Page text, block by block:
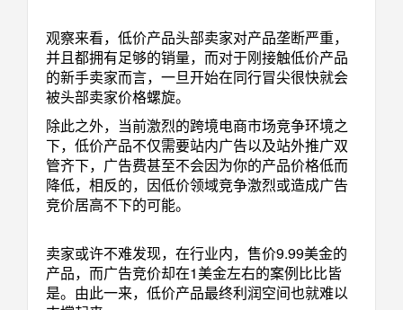
观察来看，低价产品头部卖家对产品垄断严重，
并且都拥有足够的销量，而对于刚接触低价产品
的新手卖家而言，一旦开始在同行冒尖很快就会
被头部卖家价格螺旋。
除此之外，当前激烈的跨境电商市场竞争环境之
下，低价产品不仅需要站内广告以及站外推广双
管齐下，广告费甚至不会因为你的产品价格低而
降低，相反的，因低价领域竞争激烈或造成广告
竞价居高不下的可能。
卖家或许不难发现，在行业内，售价9.99美金的
产品，而广告竞价却在1美金左右的案例比比皆
是。由此一来，低价产品最终利润空间也就难以